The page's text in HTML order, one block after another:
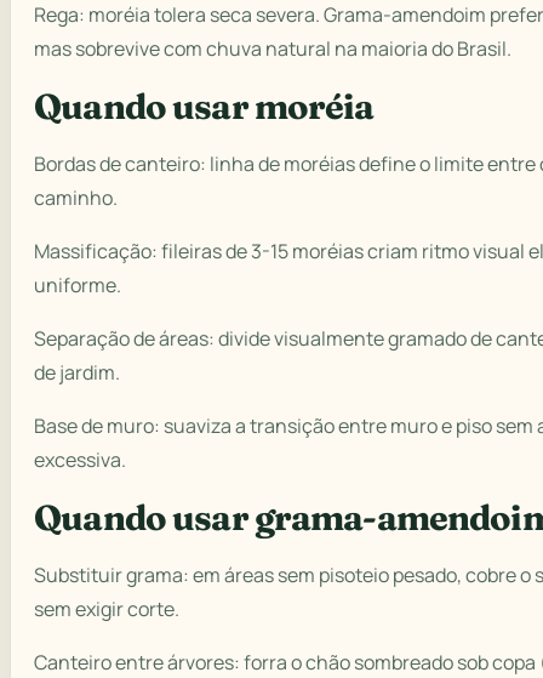
Rega: moréia tolera seca severa. Grama-amendoim
mas sobrevive com chuva natural na maioria do Brasil.
Quando usar moréia
Bordas de canteiro: linha de moréias define o limite
caminho.
Massificação: fileiras de 3-15 moréias criam ritmo visual
uniforme.
Separação de áreas: divide visualmente gramado de
de jardim.
Base de muro: suaviza a transição entre muro e piso sem
excessiva.
Quando usar grama-
Substituir grama: em áreas sem pisoteio pesado, cobre o
sem exigir corte.
Canteiro entre árvores: forra o chão sombreado sob